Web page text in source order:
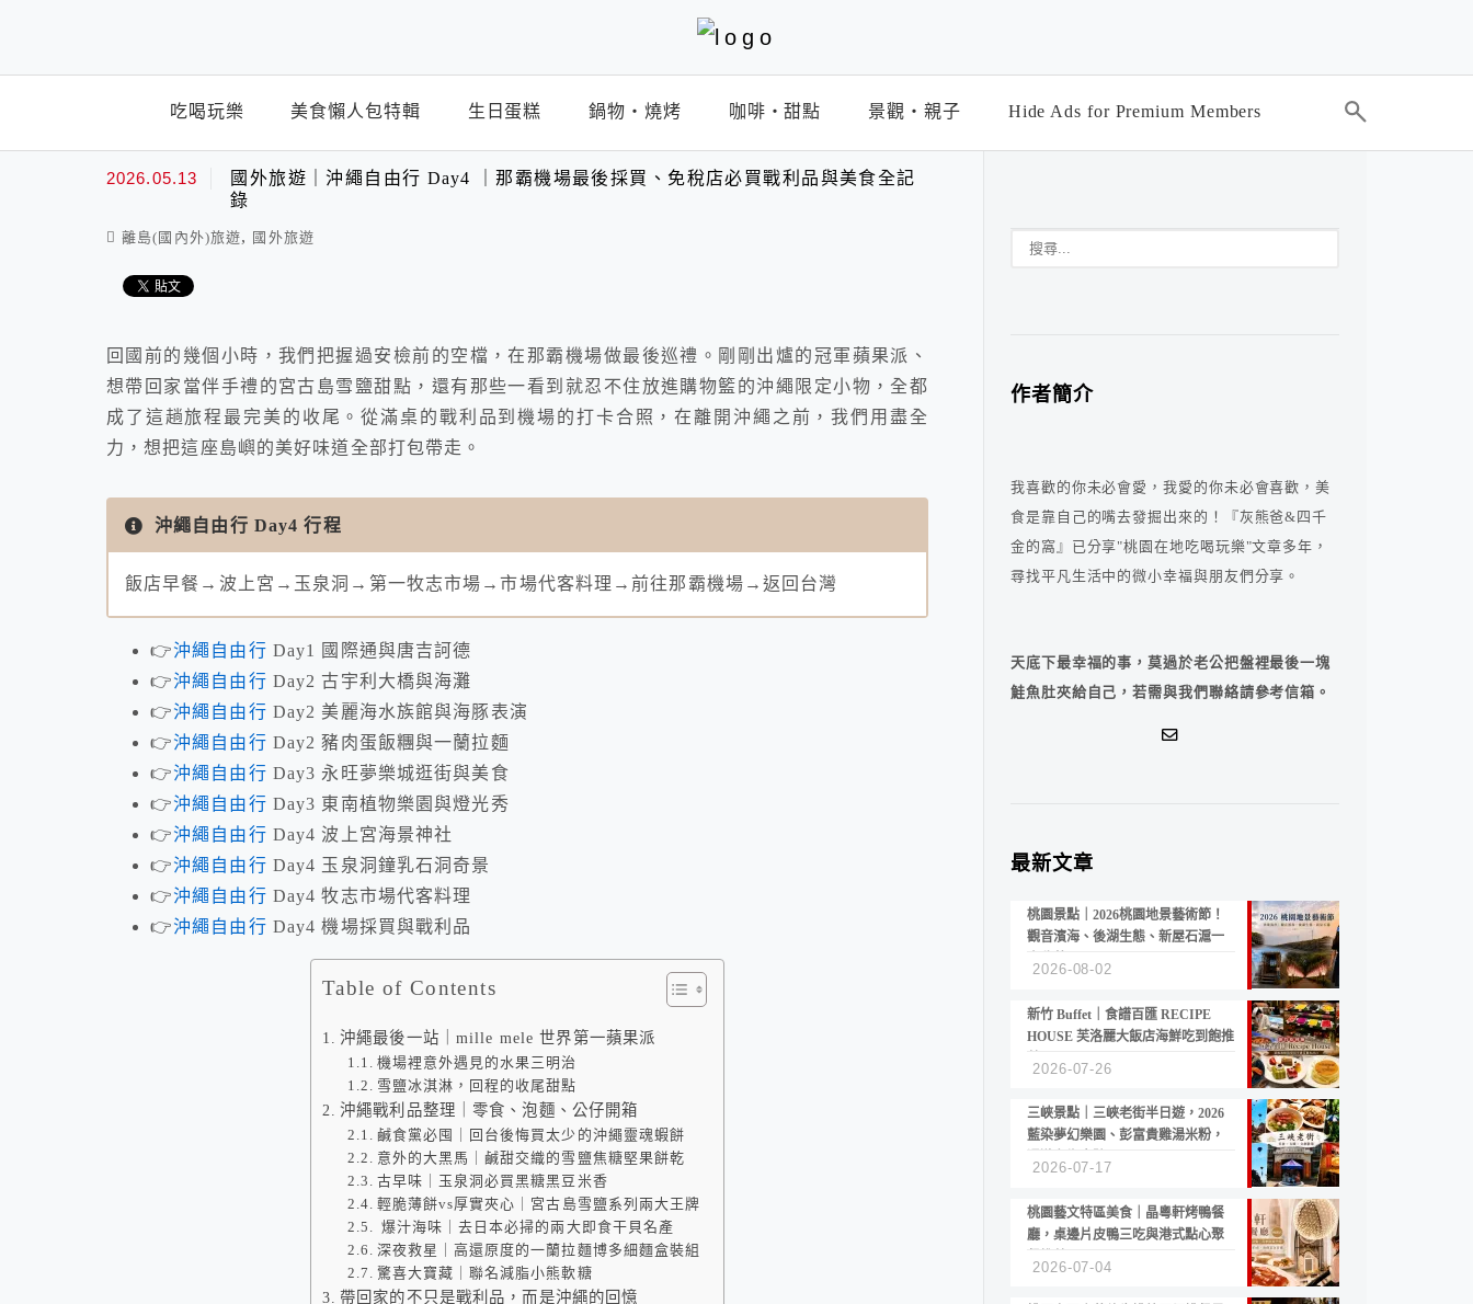
吃喝玩樂 美食懶人包特輯 生日蛋糕 鍋物‧燒烤 咖啡‧甜點 景觀‧親子 Hide Ads for Premium Members
2026.05.13
國外旅遊｜沖繩自由行 Day4 ｜那霸機場最後採買、免稅店必買戰利品與美食全記
錄
離島(國內外)旅遊, 國外旅遊
回國前的幾個小時，我們把握過安檢前的空檔，在那霸機場做最後巡禮。剛剛出爐的冠軍蘋果派、
想帶回家當伴手禮的宮古島雪鹽甜點，還有那些一看到就忍不住放進購物籃的沖繩限定小物，全都
成了這趟旅程最完美的收尾。從滿桌的戰利品到機場的打卡合照，在離開沖繩之前，我們用盡全
力，想把這座島嶼的美好味道全部打包帶走。
沖繩自由行 Day4 行程
飯店早餐→波上宮→玉泉洞→第一牧志市場→市場代客料理→前往那霸機場→返回台灣
👉沖繩自由行 Day1 國際通與唐吉訶德
👉沖繩自由行 Day2 古宇利大橋與海灘
👉沖繩自由行 Day2 美麗海水族館與海豚表演
👉沖繩自由行 Day2 豬肉蛋飯糰與一蘭拉麵
👉沖繩自由行 Day3 永旺夢樂城逛街與美食
👉沖繩自由行 Day3 東南植物樂園與燈光秀
👉沖繩自由行 Day4 波上宮海景神社
👉沖繩自由行 Day4 玉泉洞鐘乳石洞奇景
👉沖繩自由行 Day4 牧志市場代客料理
👉沖繩自由行 Day4 機場採買與戰利品
Table of Contents
沖繩最後一站｜mille mele 世界第一蘋果派
機場裡意外遇見的水果三明治
雪鹽冰淇淋，回程的收尾甜點
沖繩戰利品整理｜零食、泡麵、公仔開箱
鹹食黨必囤｜回台後悔買太少的沖繩靈魂蝦餅
意外的大黑馬｜鹹甜交織的雪鹽焦糖堅果餅乾
古早味｜玉泉洞必買黑糖黑豆米香
輕脆薄餅vs厚實夾心｜宮古島雪鹽系列兩大王牌
爆汁海味｜去日本必掃的兩大即食干貝名產
深夜救星｜高還原度的一蘭拉麵博多細麵盒裝組
驚喜大寶藏｜聯名減脂小熊軟糖
帶回家的不只是戰利品，而是沖繩的回憶
作者簡介
我喜歡的你未必會愛，我愛的你未必會喜歡，美
食是靠自己的嘴去發掘出來的！『灰熊爸&四千
金的窩』已分享"桃園在地吃喝玩樂"文章多年，
尋找平凡生活中的微小幸福與朋友們分享。
天底下最幸福的事，莫過於老公把盤裡最後一塊
鮭魚肚夾給自己，若需與我們聯絡請參考信箱。
最新文章
桃園景點｜2026桃園地景藝術節！
觀音濱海、後湖生態、新屋石滬一
2026-08-02
新竹 Buffet｜食譜百匯 RECIPE
HOUSE 芙洛麗大飯店海鮮吃到飽推
2026-07-26
三峽景點｜三峽老街半日遊，2026
藍染夢幻樂園、彭富貴雞湯米粉，
2026-07-17
桃園藝文特區美食｜晶粵軒烤鴨餐
廳，桌邊片皮鴨三吃與港式點心聚
2026-07-04